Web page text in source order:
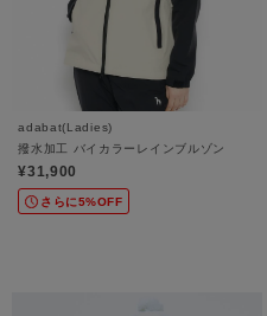
adabat(Ladies)
撥水加工 バイカラーレインブルゾン
¥31,900
さらに5%OFF